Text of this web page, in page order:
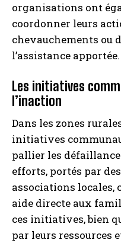
organisations ont
coordonner leurs
chevauchements ou
l’assistance apportée.
Les initiatives
l’inaction
Dans les zones
initiatives
pallier les
efforts, portés par
associations
aide directe aux
ces initiatives, bien
par leurs ressources